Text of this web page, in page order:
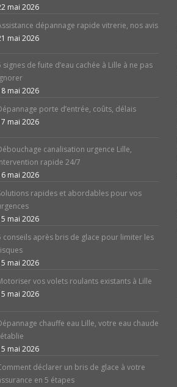
mai 2026
dépannage rapide vitrerie, nos avis
mai 2026
signes de fuite d’eau cachée à Lille à ne pas
mai 2026
porte d’entrée, coûts, délais
mai 2026
canalisation urgence Lille,
rapide 24/7
mai 2026
rapides et abordables pour vos
mai 2026
conseils après bris de glace pour limiter les
mai 2026
vos volets roulants existants à Lille
mai 2026
chauffe eau Lille, votre eau chaude
mai 2026
déclarer un bris de glace à votre
en 5 étapes